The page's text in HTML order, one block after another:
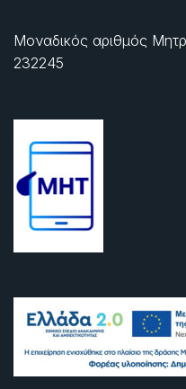
Μοναδικός αριθμός
232245